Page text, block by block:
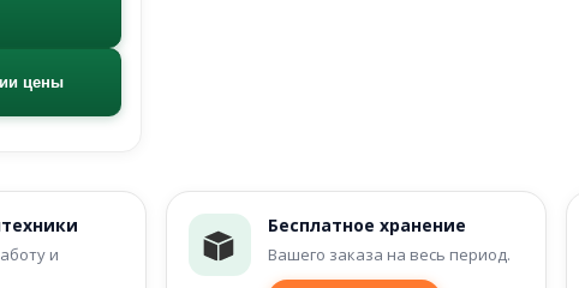
цены
и
Бесплатное хранение
Вашего заказа на весь период.